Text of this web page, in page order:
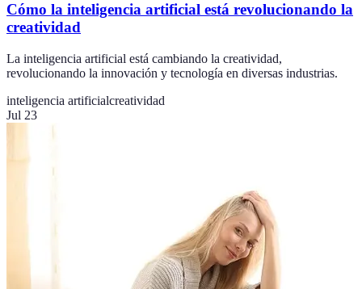
Cómo la inteligencia artificial está revolucionando la
creatividad
La inteligencia artificial está cambiando la creatividad,
revolucionando la innovación y tecnología en diversas industrias.
inteligencia artificialcreatividad
Jul 23